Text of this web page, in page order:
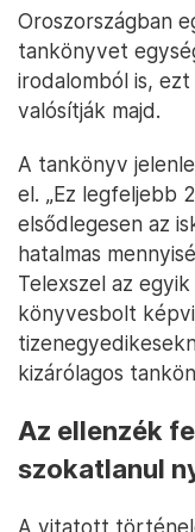
Oroszországban
tankönyvet
irodalomból is,
valósítják majd.
A tankönyv
el. „Ez legfeljebb
elsődlegesen az
hatalmas
Telexszel az
könyvesbolt
kizárólagos
Az ellenzék
szokatlanul
A vitatott